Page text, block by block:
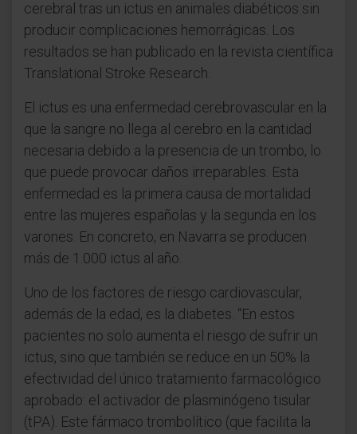
cerebral tras un ictus en animales diabéticos sin
producir complicaciones hemorrágicas. Los
resultados se han publicado en la revista científica
Translational Stroke Research.
El ictus es una enfermedad cerebrovascular en la
que la sangre no llega al cerebro en la cantidad
necesaria debido a la presencia de un trombo, lo
que puede provocar daños irreparables. Esta
enfermedad es la primera causa de mortalidad
entre las mujeres españolas y la segunda en los
varones. En concreto, en Navarra se producen
más de 1.000 ictus al año.
Uno de los factores de riesgo cardiovascular,
además de la edad, es la diabetes. “En estos
pacientes no solo aumenta el riesgo de sufrir un
ictus, sino que también se reduce en un 50% la
efectividad del único tratamiento farmacológico
aprobado: el activador de plasminógeno tisular
(tPA). Este fármaco trombolítico (que facilita la